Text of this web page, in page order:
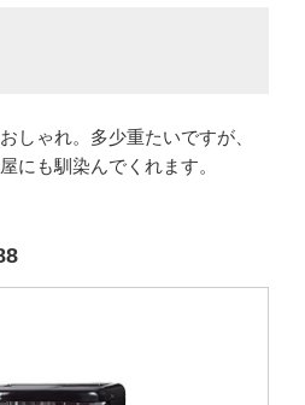
しゃれ。多少重たいですが、
にも馴染んでくれます。